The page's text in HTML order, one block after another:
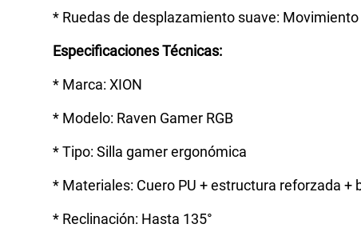
* Ruedas de desplazamiento suave:
Especificaciones Técnicas:
* Marca: XION
* Modelo: Raven Gamer RGB
* Tipo: Silla gamer ergonómica
* Materiales: Cuero PU + estructura reforzada +
* Reclinación: Hasta 135°